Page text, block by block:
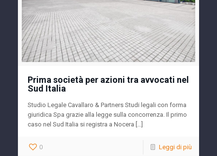
Prima società per azioni tra avvocati nel
Sud Italia
Studio Legale Cavallaro & Partners Studi legali con forma
giuridica Spa grazie alla legge sulla concorrenza. Il primo
caso nel Sud Italia si registra a Nocera […]
0 Leggi di più